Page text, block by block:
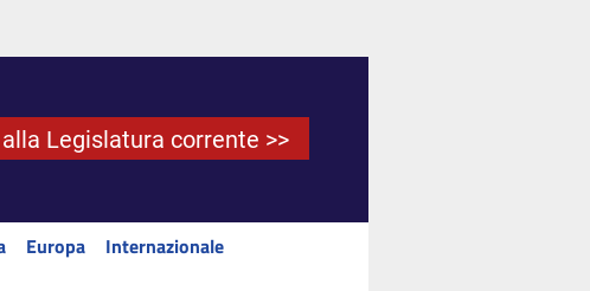
Legislatura corrente >>
Europa
Internazionale